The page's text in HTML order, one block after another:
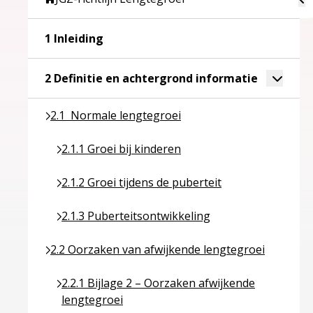
1 Inleiding
2 Definitie en achtergrond informatie Ga naar
Toggle
2.1 Normale lengtegroei
Ga naar pagina over 2.1 Normale lengtegroei
2.1.1 Groei bij kinderen
Ga naar pagina over 2.1.1 Groei bij kinderen
2.1.2 Groei tijdens de puberteit
Ga naar pagina over 2.1.2 Groei tijdens de
2.1.3 Puberteitsontwikkeling
Ga naar pagina over 2.1.3 Puberteitsontwikkeling
2.2 Oorzaken van afwijkende lengtegroei
Ga naar pagina over 2.2 Oorzaken van afwijkende
2.2.1 Bijlage 2 – Oorzaken afwijkende
lengtegroei
Ga naar pagina over 2.2.1 Bijlage 2 – Oorzaken